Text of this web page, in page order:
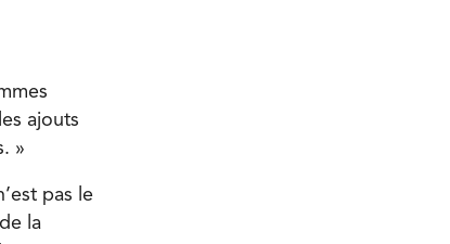
ajouts
»
pas le
la